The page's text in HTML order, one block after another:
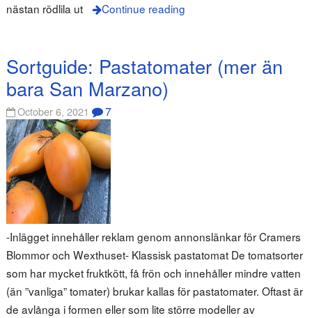
nästan rödlila ut
Continue reading
Sortguide: Pastatomater (mer än
bara San Marzano)
October 6, 2021 7
-Inlägget innehåller reklam genom annonslänkar för Cramers
Blommor och Wexthuset- Klassisk pastatomat De tomatsorter
som har mycket fruktkött, få frön och innehåller mindre vatten
(än ”vanliga” tomater) brukar kallas för pastatomater. Oftast är
de avlånga i formen eller som lite större modeller av